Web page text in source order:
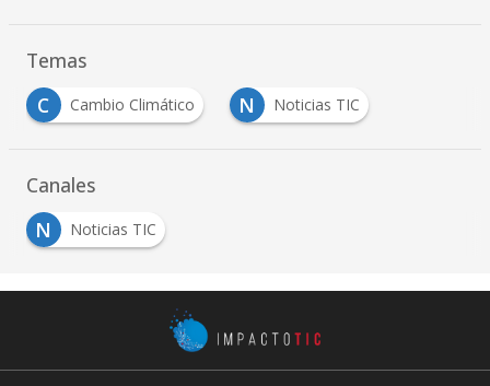
Temas
C
Cambio Climático N Noticias TIC
Canales
N
Noticias TIC